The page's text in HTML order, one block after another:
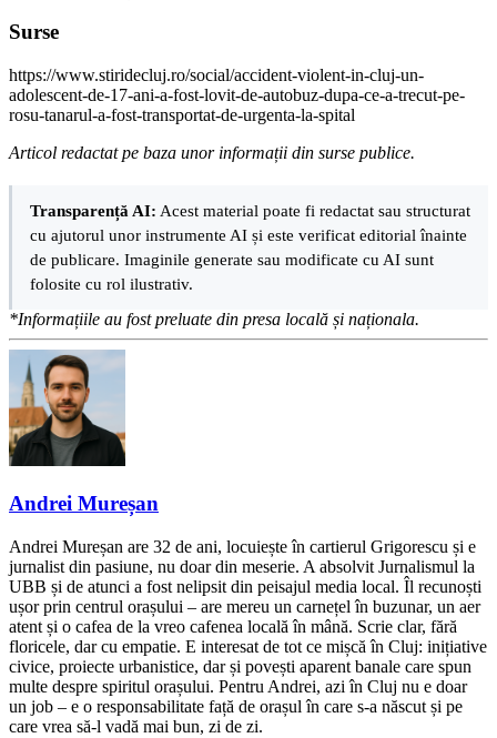
Surse
https://www.stiridecluj.ro/social/accident-violent-in-cluj-un-
adolescent-de-17-ani-a-fost-lovit-de-autobuz-dupa-ce-a-trecut-pe-
rosu-tanarul-a-fost-transportat-de-urgenta-la-spital
Articol redactat pe baza unor informații din surse publice.
Transparență AI: Acest material poate fi redactat sau structurat
cu ajutorul unor instrumente AI și este verificat editorial înainte
de publicare. Imaginile generate sau modificate cu AI sunt
folosite cu rol ilustrativ.
*Informațiile au fost preluate din presa locală și naționala.
Andrei Mureșan
Andrei Mureșan are 32 de ani, locuiește în cartierul Grigorescu și e
jurnalist din pasiune, nu doar din meserie. A absolvit Jurnalismul la
UBB și de atunci a fost nelipsit din peisajul media local. Îl recunoști
ușor prin centrul orașului – are mereu un carnețel în buzunar, un aer
atent și o cafea de la vreo cafenea locală în mână. Scrie clar, fără
floricele, dar cu empatie. E interesat de tot ce mișcă în Cluj: inițiative
civice, proiecte urbanistice, dar și povești aparent banale care spun
multe despre spiritul orașului. Pentru Andrei, azi în Cluj nu e doar
un job – e o responsabilitate față de orașul în care s-a născut și pe
care vrea să-l vadă mai bun, zi de zi.